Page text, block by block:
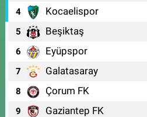
4 Kocaelispor
5 Beşiktaş
6 Eyüpspor
7 Galatasaray
8 Çorum FK
9 Gaziantep FK